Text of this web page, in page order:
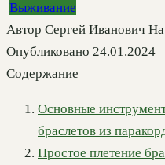
Выживание
Автор Сергей Иванович На
Опубликовано 24.01.2024
Содержание
Основные
браслетов из
Простое плетение